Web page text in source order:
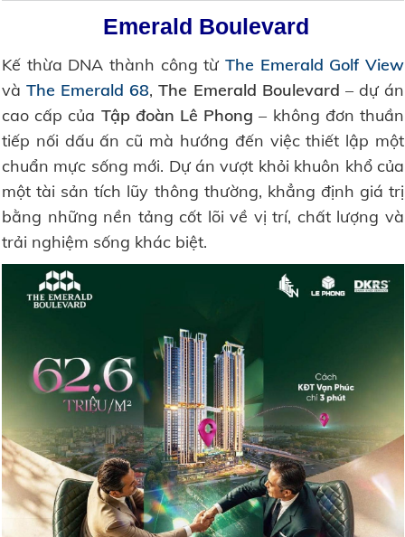
Emerald Boulevard
Kế thừa DNA thành công từ The Emerald Golf View
vàThe Emerald 68,The Emerald Boulevard – dự án
cao cấp của Tập đoàn Lê Phong – không đơn thuần
tiếp nối dấu ấn cũ mà hướng đến việc thiết lập một
chuẩn mực sống mới. Dự án vượt khỏi khuôn khổ của
một tài sản tích lũy thông thường, khẳng định giá trị
bằng những nền tảng cốt lõi về vị trí, chất lượng và
trải nghiệm sống khác biệt.